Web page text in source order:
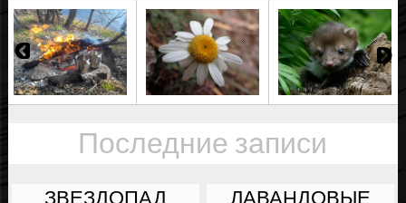
. . .
Последние записи
ЗВЕЗДОПАД ЛАВАНДОВЫЕ